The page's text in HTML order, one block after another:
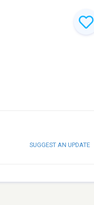
SUGGEST AN UPDATE